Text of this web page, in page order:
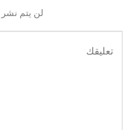
لن يتم نشر